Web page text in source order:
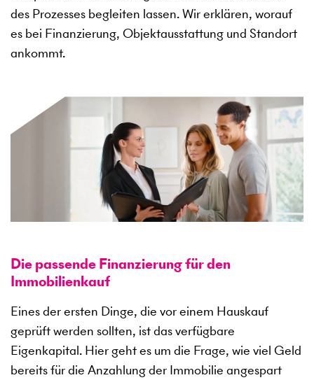
des Prozesses begleiten lassen. Wir erklären, worauf
es bei Finanzierung, Objektausstattung und Standort
ankommt.
Die passende Finanzierung für den
Immobilienkauf
Eines der ersten Dinge, die vor einem Hauskauf
geprüft werden sollten, ist das verfügbare
Eigenkapital. Hier geht es um die Frage, wie viel Geld
bereits für die Anzahlung der Immobilie angespart